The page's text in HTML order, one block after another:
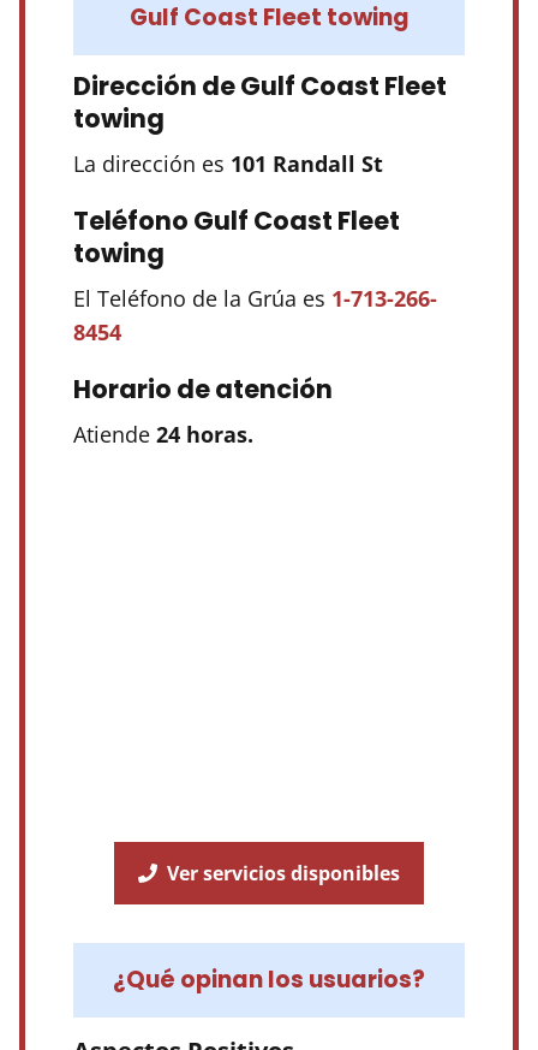
Gulf Coast Fleet towing
Dirección de Gulf Coast Fleet
towing
La dirección es 101 Randall St
Teléfono Gulf Coast Fleet
towing
El Teléfono de la Grúa es 1-713-266-
8454
Horario de atención
Atiende 24 horas.
Ver servicios disponibles
¿Qué opinan los usuarios?